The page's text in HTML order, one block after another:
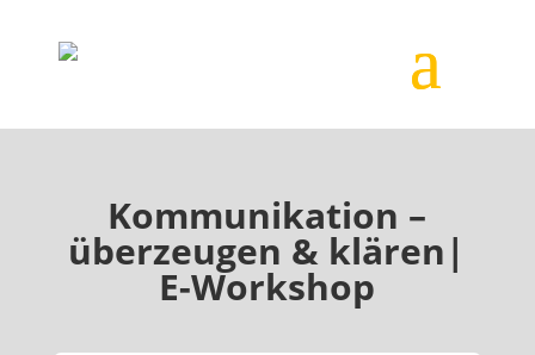
Kommunikation –
überzeugen & klären|
E-Workshop